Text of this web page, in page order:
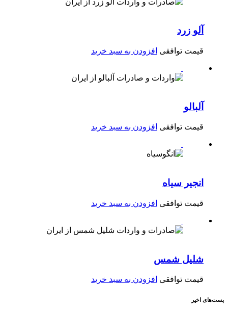
آلو زرد
قیمت توافقی افزودن به سبد خرید
آلبالو
قیمت توافقی افزودن به سبد خرید
انجیر سیاه
قیمت توافقی افزودن به سبد خرید
شلیل شمس
قیمت توافقی افزودن به سبد خرید
پست‌های اخیر